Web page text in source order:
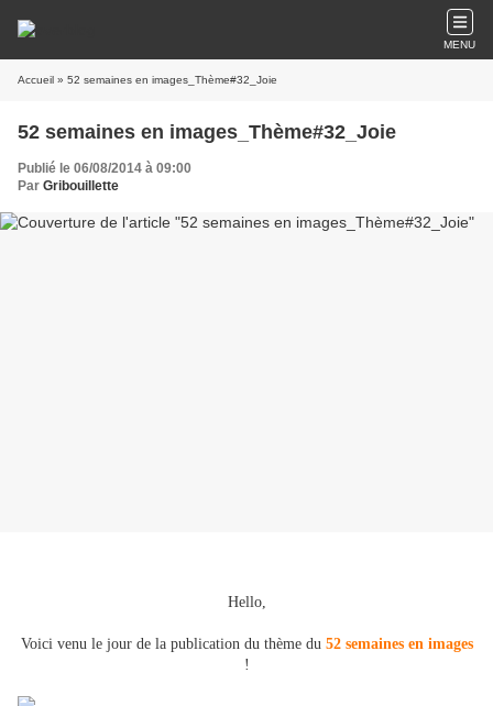
MENU
Accueil » 52 semaines en images_Thème#32_Joie
52 semaines en images_Thème#32_Joie
Publié le 06/08/2014 à 09:00
Par Gribouillette
Hello,
Voici venu le jour de la publication du thème du 52 semaines en images
!